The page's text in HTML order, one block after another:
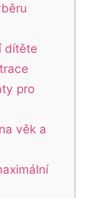
dítěte
pro
věk a